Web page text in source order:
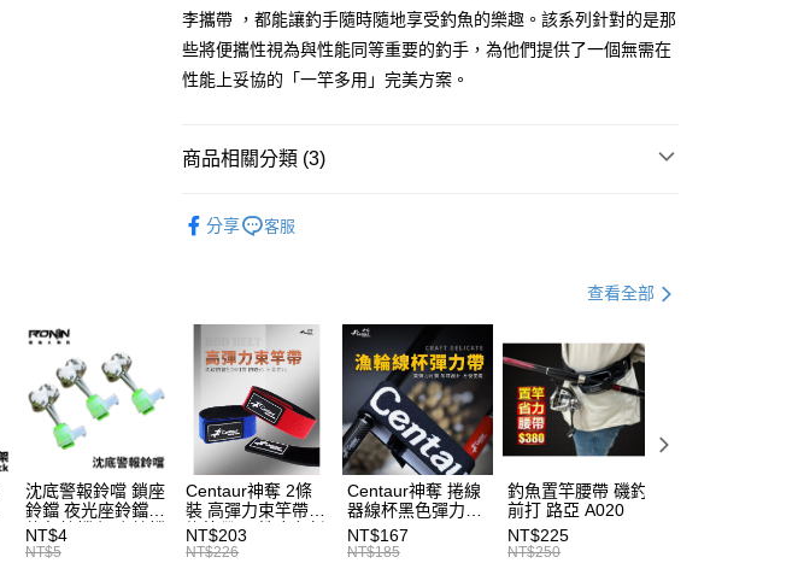
1.分期款項不併入電信帳單，「大哥付你分期」於每月結算日後寄送繳費提
醒簡訊。
2.透過簡訊連結打開帳單後，可選擇「超商條碼／台灣大直營門市／銀行轉
帳／街口支付／iPASS MONEY」等通路繳費。
1.本服務係由「台灣大哥大股份有限公司」（以下簡稱本公司）所提供，讓
2.基於同意付款使用「大哥付你分期」之契約關係目的，商店將以您的個人
https://oppay.tw/userRule
【「AFTEE先享後付」結帳流程】
１．於結帳方式選擇「AFTEE先享後付」後，將跳轉至「AFTEE先享後
付」結帳頁面，進行簡訊認證並確認金額後，即可完成結帳。
※ 請注意：結帳手續完成當下不需立刻繳費，但若您需要取消訂單，請聯
※ 交易是否成功請以「AFTEE先享後付 」之結帳頁面顯示為準，若有關於
１．透過由恩沛科技股份有限公司提供之「AFTEE先享後付」服務完成之
交易，需依本服務之必要範圍內提供個人資料，並將交易相關給付款項請
求債權轉讓予恩沛科技股份有限公司。
２．關於個人資料處理事宜，請瀏覽以下網址：
https://aftee.tw/terms/#terms3
３．未成年的使用者請事先徵得法定代理人或監護人之同意方可使用
「AFTEE先享後付」，若未經同意申辦者引起之損失，本公司不負相關責
任。
４．使用「AFTEE先享後付」時，將依據個別帳號之用戶狀況，依本公司
即時審查核予不同之上限額度；若仍有額度不足之情形，本公司將視審查
結果請求用戶進行身份認證。
運送方式
離島一般宅配
每筆NT$200，滿NT$3,000(含以上)免運費
國家/地區配送(**下單前請私訊客服確認實際運費(運費另
計)，訂單才得以成立**)
查看運費
李攜帶 ，都能讓釣手隨時隨地享受釣魚的樂趣。該系列針對的是那
些將便攜性視為與性能同等重要的釣手，為他們提供了一個無需在
性能上妥協的「一竿多用」完美方案。
商品相關分類 (3)
分享 客服
查看全部
沈底警報鈴噹 鎖座
鈴鐺 夜光座鈴鐺
釣魚鈴鐺 沉底鈴鐺
1入 可插
NT$4
NT$5
Centaur神奪 2條
裝 高彈力束竿帶
綁竿帶 彈性魔鬼氈
束帶 A037
NT$203
NT$226
Centaur神奪 捲線
器線杯黑色彈力帶
T227
NT$167
NT$185
釣魚置竿腰帶 磯釣
前打 路亞 A020
NT$225
NT$250